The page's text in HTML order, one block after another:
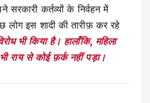
सरकारी कर्तव्यों के निर्वहन में
लोग इस शादी की तारीफ़ कर रहे
भी किया है। हालाँकि, महिला
राय से कोई फ़र्क नहीं पड़ा।